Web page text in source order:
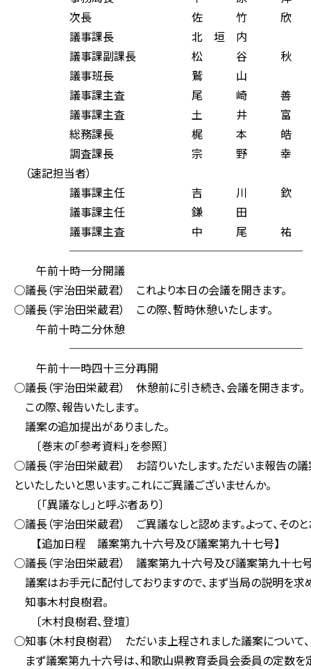
次長 佐 竹 欣
議事課長 北 垣 内
議事課副課長 松 谷 秋
議事班長 鷲 山
議事課主査 尾 崎 善
議事課主査 土 井 富
総務課長 梶 本 皓
調査課長 宗 野 幸
（速記担当者）
議事課主任 吉 川 欽
議事課主任 鎌 田
議事課主査 中 尾 祐
─────────────────────
午前十時一分開議
○議長（宇治田栄蔵君） これより本日の会議を開きます。
○議長（宇治田栄蔵君） この際、暫時休憩いたします。
午前十時二分休憩
─────────────────────
午前十一時四十三分再開
○議長（宇治田栄蔵君） 休憩前に引き続き、会議を開きます。
この際、報告いたします。
議案の追加提出がありました。
〔巻末の「参考資料」を参照〕
○議長（宇治田栄蔵君） お諮りいたします。ただいま報告の
といたしたいと思います。これにご異議ございませんか。
〔「異議なし」と呼ぶ者あり〕
○議長（宇治田栄蔵君） ご異議なしと認めます。よって、そのと
【追加日程 議案第九十六号及び議案第九十七号】
○議長（宇治田栄蔵君） 議案第九十六号及び議案第九十七号
議案はお手元に配付しておりますので、まず当局の説明を求
知事木村良樹君。
〔木村良樹君、登壇〕
○知事（木村良樹君） ただいま上程されました議案について、
まず議案第九十六号は、和歌山県教育委員会委員の定数